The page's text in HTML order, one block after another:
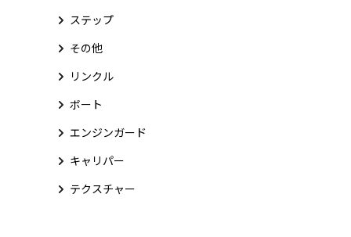
ステップ
その他
リンクル
ボート
エンジンガード
キャリパー
テクスチャー